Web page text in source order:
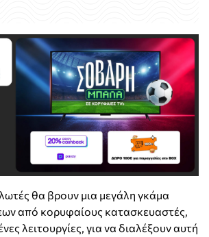
θα βρουν μια μεγάλη γκάμα
από κορυφαίους κατασκευαστές,
λειτουργίες, για να διαλέξουν αυτή